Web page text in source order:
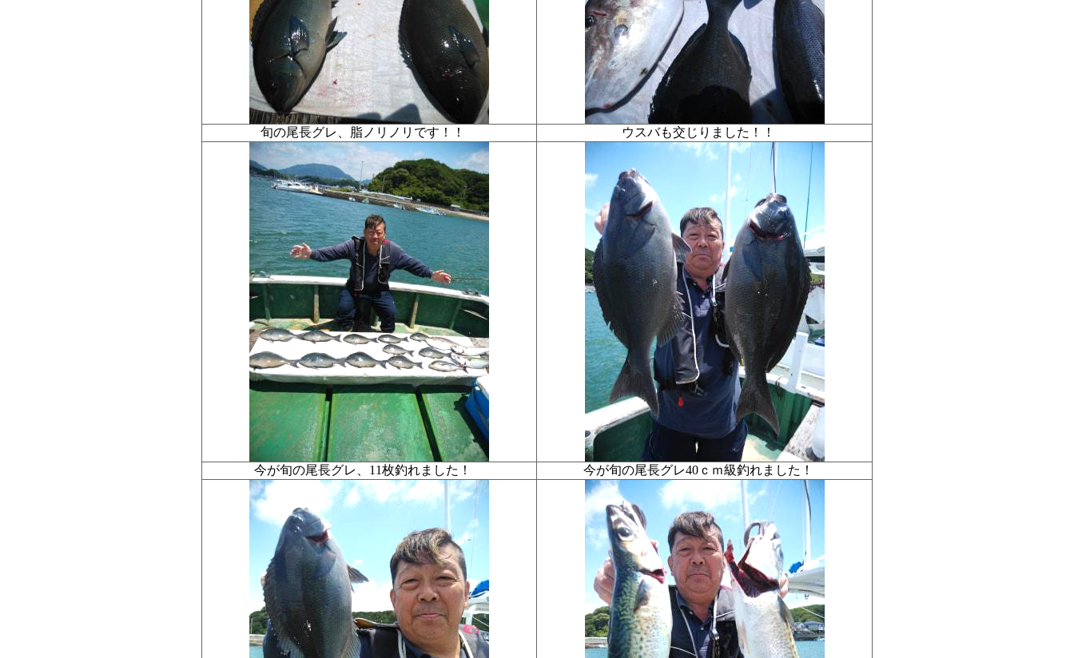
旬の尾長グレ、脂ノリノリです！！ ウスバも交じりました！！
今が旬の尾長グレ、11枚釣れました！ 今が旬の尾長グレ40ｃｍ級釣れました！